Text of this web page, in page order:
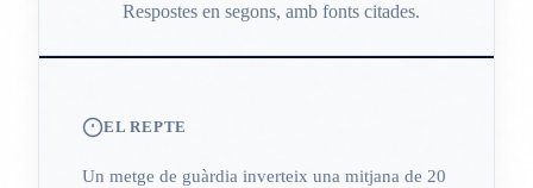
Respostes en segons, amb fonts citades.
EL REPTE
Un metge de guàrdia inverteix una mitjana de 20